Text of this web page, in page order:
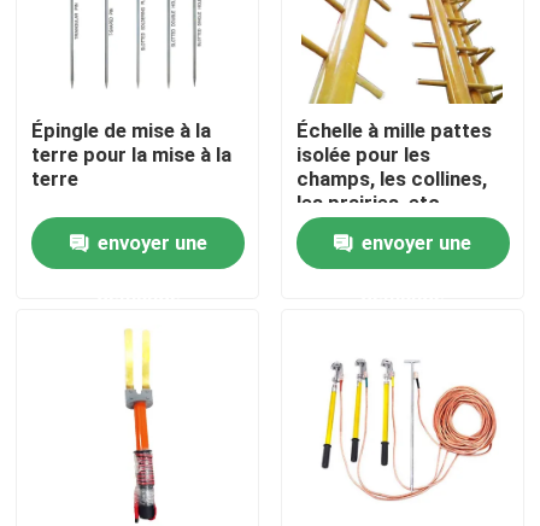
À la maison
Produits
À propos de nous
Visite de l'usine
Épingle de mise à la
terre pour la mise à la
terre
envoyer une
Échelle à mille pattes
isolée pour les
champs, les collines,
les prairies, etc.
envoyer une